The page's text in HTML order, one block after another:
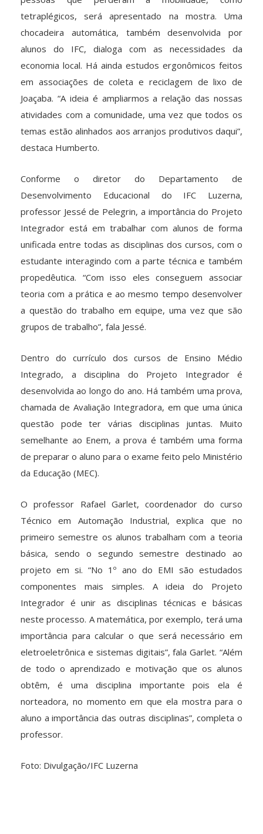
tetraplégicos, será apresentado na mostra. Uma
chocadeira automática, também desenvolvida por
alunos do IFC, dialoga com as necessidades da
economia local. Há ainda estudos ergonômicos feitos
em associações de coleta e reciclagem de lixo de
Joaçaba. “A ideia é ampliarmos a relação das nossas
atividades com a comunidade, uma vez que todos os
temas estão alinhados aos arranjos produtivos daqui”,
destaca Humberto.
Conforme o diretor do Departamento de
Desenvolvimento Educacional do IFC Luzerna,
professor Jessé de Pelegrin, a importância do Projeto
Integrador está em trabalhar com alunos de forma
unificada entre todas as disciplinas dos cursos, com o
estudante interagindo com a parte técnica e também
propedêutica. “Com isso eles conseguem associar
teoria com a prática e ao mesmo tempo desenvolver
a questão do trabalho em equipe, uma vez que são
grupos de trabalho”, fala Jessé.
Dentro do currículo dos cursos de Ensino Médio
Integrado, a disciplina do Projeto Integrador é
desenvolvida ao longo do ano. Há também uma prova,
chamada de Avaliação Integradora, em que uma única
questão pode ter várias disciplinas juntas. Muito
semelhante ao Enem, a prova é também uma forma
de preparar o aluno para o exame feito pelo Ministério
da Educação (MEC).
O professor Rafael Garlet, coordenador do curso
Técnico em Automação Industrial, explica que no
primeiro semestre os alunos trabalham com a teoria
básica, sendo o segundo semestre destinado ao
projeto em si. “No 1º ano do EMI são estudados
componentes mais simples. A ideia do Projeto
Integrador é unir as disciplinas técnicas e básicas
neste processo. A matemática, por exemplo, terá uma
importância para calcular o que será necessário em
eletroeletrônica e sistemas digitais”, fala Garlet. “Além
de todo o aprendizado e motivação que os alunos
obtêm, é uma disciplina importante pois ela é
norteadora, no momento em que ela mostra para o
aluno a importância das outras disciplinas”, completa o
professor.
Foto: Divulgação/IFC Luzerna